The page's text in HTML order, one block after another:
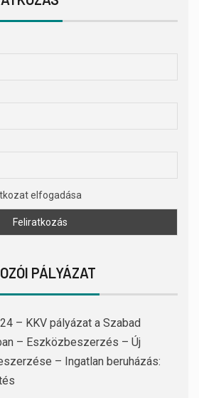
elfogadása
PÁLYÁZAT
– KKV pályázat a Szabad
– Eszközbeszerzés – Új
– Ingatlan beruházás: